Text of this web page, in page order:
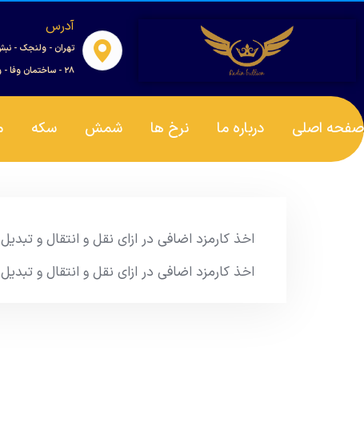
آدرس
تهران - ولنجک -
۲۸ - ساختمان وفا - واحد ۰۰۱
صفحه اصلی درباره ما نرخ ها شمش سکه
اخذ کارمزد اضافی در ازای نقل و انتقال و
اخذ کارمزد اضافی در ازای نقل و انتقال و